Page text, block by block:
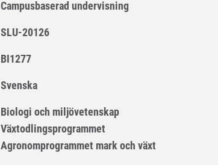
Campusbaserad undervisning
SLU-20126
BI1277
Svenska
Biologi och miljövetenskap
Växtodlingsprogrammet
Agronomprogrammet mark och växt